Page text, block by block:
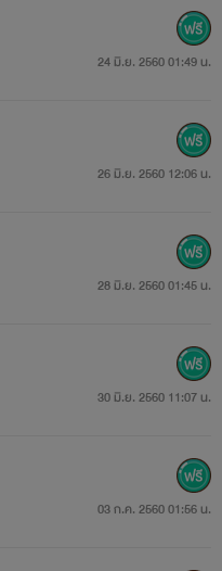
24 มิ.ย. 2560 01:49 น.
26 มิ.ย. 2560 12:06 น.
28 มิ.ย. 2560 01:45 น.
30 มิ.ย. 2560 11:07 น.
03 ก.ค. 2560 01:56 น.